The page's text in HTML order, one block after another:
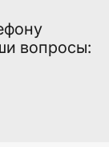
вопросы: